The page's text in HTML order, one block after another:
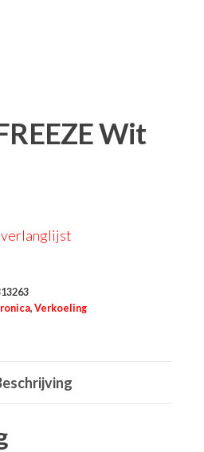
Wit
verlanglijst
, Verkoeling